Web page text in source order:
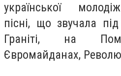
української
пісні, що звучала
Граніті, на
Євромайданах,